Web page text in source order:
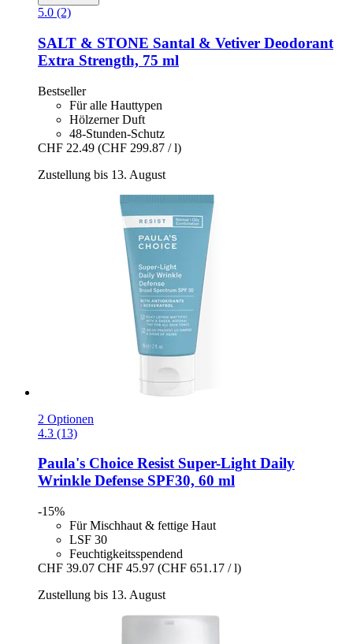
5.0 (2)
SALT & STONE Santal & Vetiver Deodorant
Extra Strength, 75 ml
Bestseller
Für alle Hauttypen
Hölzerner Duft
48-Stunden-Schutz
CHF 22.49 (CHF 299.87 / l)
Zustellung bis 13. August
2 Optionen
4.3 (13)
Paula's Choice Resist Super-​Light Daily
Wrinkle Defense SPF30, 60 ml
-15%
Für Mischhaut & fettige Haut
LSF 30
Feuchtigkeitsspendend
CHF 39.07 CHF 45.97 (CHF 651.17 / l)
Zustellung bis 13. August